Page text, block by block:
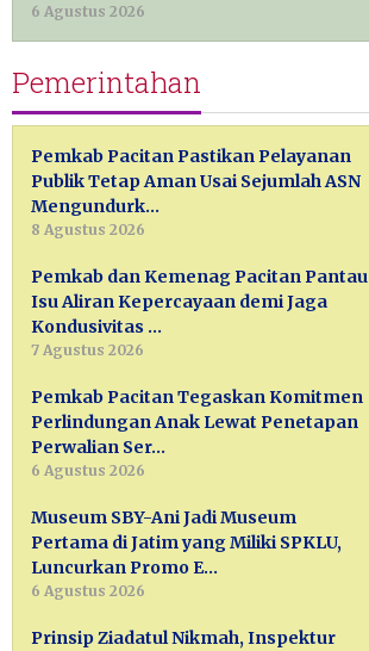
6 Agustus 2026
Pemerintahan
Pemkab Pacitan Pastikan Pelayanan
Publik Tetap Aman Usai Sejumlah ASN
Mengundurk…
8 Agustus 2026
Pemkab dan Kemenag Pacitan Pantau
Isu Aliran Kepercayaan demi Jaga
Kondusivitas …
7 Agustus 2026
Pemkab Pacitan Tegaskan Komitmen
Perlindungan Anak Lewat Penetapan
Perwalian Ser…
6 Agustus 2026
Museum SBY-Ani Jadi Museum
Pertama di Jatim yang Miliki SPKLU,
Luncurkan Promo E…
6 Agustus 2026
Prinsip Ziadatul Nikmah, Inspektur